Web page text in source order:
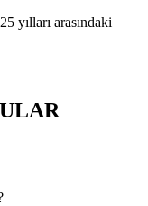
yılları arasındaki